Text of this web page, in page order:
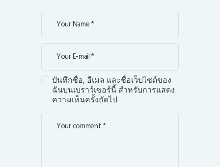
บันทึกชื่อ, อีเมล และชื่อเว็บไซต์ของ
ฉันบนเบราว์เซอร์นี้ สำหรับการแสดง
ความเห็นครั้งถัดไป